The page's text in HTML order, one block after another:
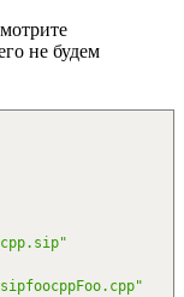
не будем